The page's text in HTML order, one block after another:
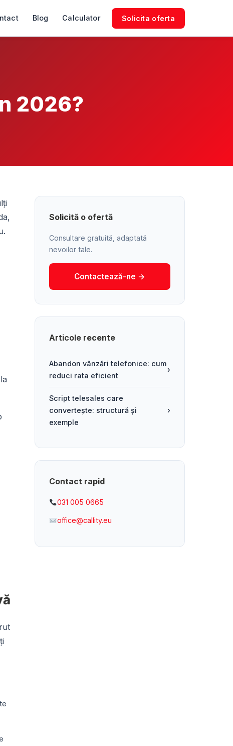
Blog Calculator Solicita oferta
2026?
Solicită o ofertă
Consultare gratuită, adaptată
nevoilor tale.
Contactează-ne →
Articole recente
Abandon vânzări telefonice: cum
reduci rata eficient
›
Script telesales care
convertește: structură și
exemple
›
Contact rapid
031 005 0665
office@callity.eu